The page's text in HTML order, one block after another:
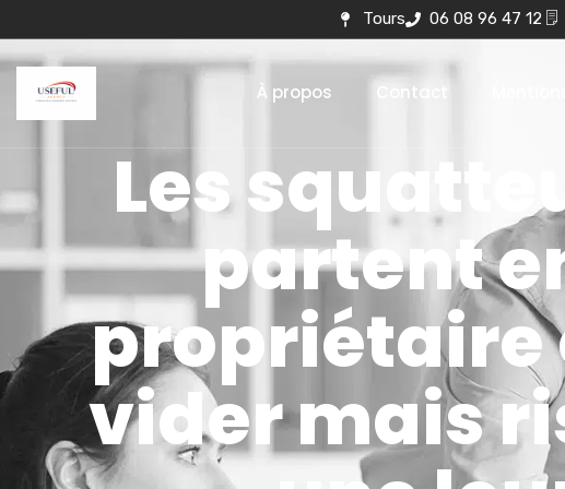
Tours 06 08 96 47 12
À propos Contact
Les
partent
propriétaire
vider mais